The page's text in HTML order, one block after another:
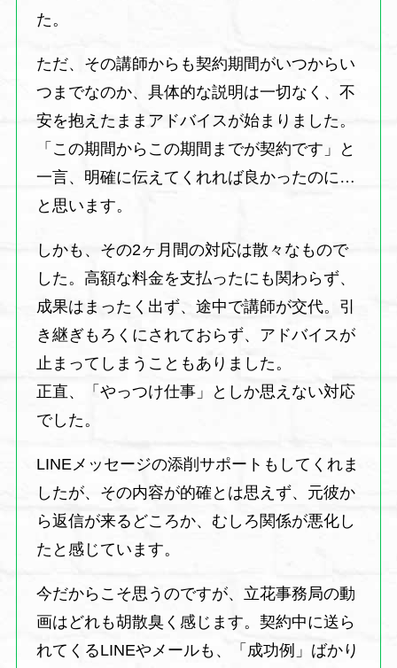
た。
ただ、その講師からも契約期間がいつからい
つまでなのか、具体的な説明は一切なく、不
安を抱えたままアドバイスが始まりました。
「この期間からこの期間までが契約です」と
一言、明確に伝えてくれれば良かったのに…
と思います。
しかも、その2ヶ月間の対応は散々なもので
した。高額な料金を支払ったにも関わらず、
成果はまったく出ず、途中で講師が交代。引
き継ぎもろくにされておらず、アドバイスが
止まってしまうこともありました。
正直、「やっつけ仕事」としか思えない対応
でした。
LINEメッセージの添削サポートもしてくれま
したが、その内容が的確とは思えず、元彼か
ら返信が来るどころか、むしろ関係が悪化し
たと感じています。
今だからこそ思うのですが、立花事務局の動
画はどれも胡散臭く感じます。契約中に送ら
れてくるLINEやメールも、「成功例」ばかり